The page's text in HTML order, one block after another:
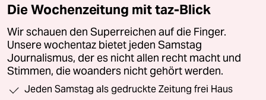
Die Wochenzeitung mit taz-Blick
Wir schauen den Superreichen auf die Finger.
Unsere wochentaz bietet jeden Samstag
Journalismus, der es nicht allen recht macht und
Stimmen, die woanders nicht gehört werden.
Jeden Samstag als gedruckte Zeitung frei Haus